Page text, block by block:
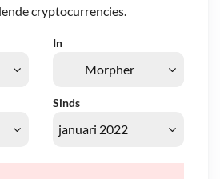
cryptocurrencies.
In
Sinds